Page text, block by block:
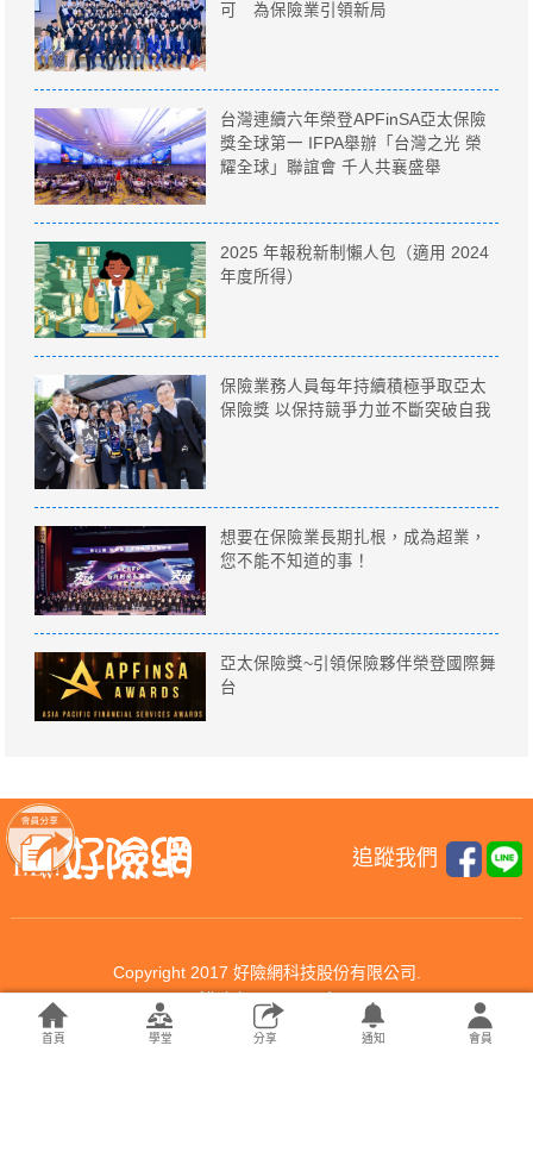
可 為保險業引領新局
台灣連續六年榮登APFinSA亞太保險
獎全球第一 IFPA舉辦「台灣之光 榮
耀全球」聯誼會 千人共襄盛舉
2025 年報稅新制懶人包（適用 2024
年度所得）
保險業務人員每年持續積極爭取亞太
保險獎 以保持競爭力並不斷突破自我
想要在保險業長期扎根，成為超業，
您不能不知道的事！
亞太保險獎~引領保險夥伴榮登國際舞
台
追蹤我們
Copyright 2017 好險網科技股份有限公司.
All rights reserved.